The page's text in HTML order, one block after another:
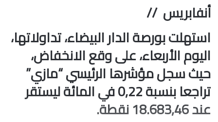
أنفابريس //
استهلت بورصة الدار البيضاء، تداولاتها،
اليوم الأربعاء، على وقع الانخفاض،
حيث سجل مؤشرها الرئيسي “مازي”
تراجعا بنسبة 0,22 في المائة ليستقر
عند 18.683,46 نقطة.